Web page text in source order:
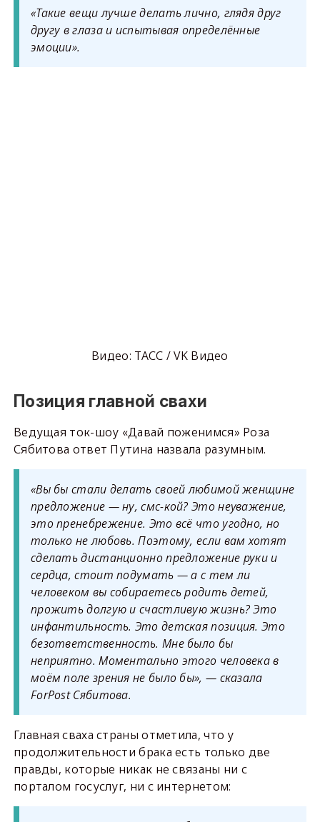
«Такие вещи лучше делать лично, глядя друг
другу в глаза и испытывая определённые
эмоции».
Видео: ТАСС / VK Видео
Позиция главной свахи
Ведущая ток-шоу «Давай поженимся» Роза
Сябитова ответ Путина назвала разумным.
«Вы бы стали делать своей любимой женщине
предложение — ну, смс-кой? Это неуважение,
это пренебрежение. Это всё что угодно, но
только не любовь. Поэтому, если вам хотят
сделать дистанционно предложение руки и
сердца, стоит подумать — а с тем ли
человеком вы собираетесь родить детей,
прожить долгую и счастливую жизнь? Это
инфантильность. Это детская позиция. Это
безответственность. Мне было бы
неприятно. Моментально этого человека в
моём поле зрения не было бы», — сказала
ForPost Сябитова.
Главная сваха страны отметила, что у
продолжительности брака есть только две
правды, которые никак не связаны ни с
порталом госуслуг, ни с интернетом: